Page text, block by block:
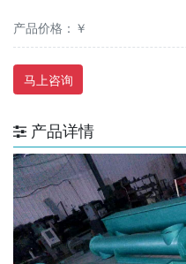
产品价格：￥
马上咨询
产品详情